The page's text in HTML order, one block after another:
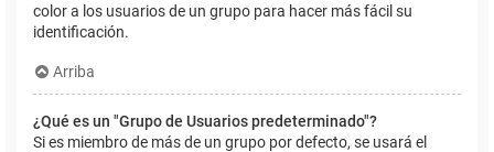
color a los usuarios de un grupo para hacer más fácil su
identificación.
Arriba
¿Qué es un "Grupo de Usuarios predeterminado"?
Si es miembro de más de un grupo por defecto, se usará el